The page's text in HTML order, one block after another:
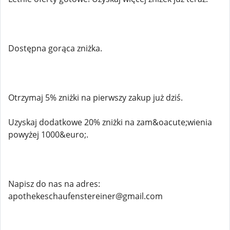
Dostępna gorąca zniżka.
Otrzymaj 5% zniżki na pierwszy zakup już dziś.
Uzyskaj dodatkowe 20% zniżki na zam&oacute;wienia
powyżej 1000&euro;.
Napisz do nas na adres:
apothekeschaufenstereiner@gmail.com